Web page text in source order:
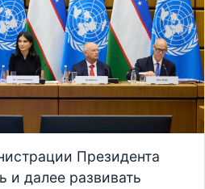
Президента
и далее развивать